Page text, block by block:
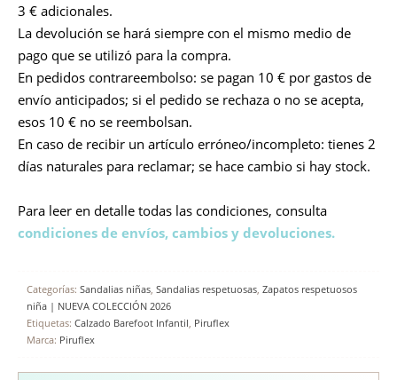
3 € adicionales.
La devolución se hará siempre con el mismo medio de
pago que se utilizó para la compra.
En pedidos contrareembolso: se pagan 10 € por gastos de
envío anticipados; si el pedido se rechaza o no se acepta,
esos 10 € no se reembolsan.
En caso de recibir un artículo erróneo/incompleto: tienes 2
días naturales para reclamar; se hace cambio si hay stock.
Para leer en detalle todas las condiciones, consulta
condiciones de envíos, cambios y devoluciones.
Categorías: Sandalias niñas Sandalias respetuosas Zapatos respetuosos
niña | NUEVA COLECCIÓN 2026
Etiquetas: Calzado Barefoot Infantil Piruflex
Marca: Piruflex